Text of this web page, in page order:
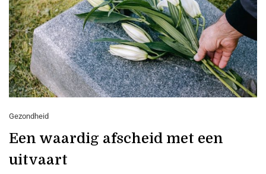
Gezondheid
Een waardig afscheid met een
uitvaart